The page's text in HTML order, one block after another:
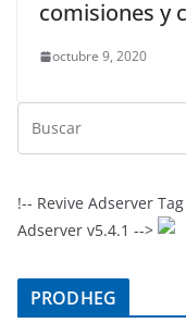
comisiones y
octubre 9, 2020
!-- Revive Adserver
Adserver v5.4.1 -->
PRODHEG